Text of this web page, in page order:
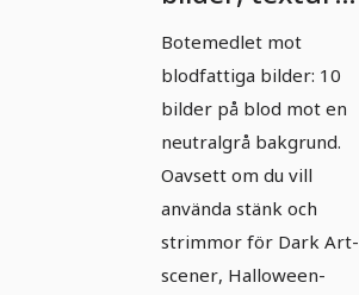
och
överlagringar:
Blod och
blodsprut 1
Botemedlet mot
blodfattiga bilder: 10
bilder på blod mot en
neutralgrå bakgrund.
Oavsett om du vill
använda stänk och
strimmor för Dark Art-
scener, Halloween-